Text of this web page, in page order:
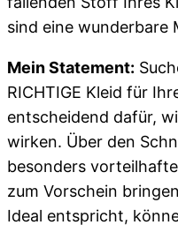
sind eine wunderbare
Mein Statement:
RICHTIGE Kleid für
entscheidend dafür,
wirken. Über den
besonders
zum Vorschein
Ideal entspricht,